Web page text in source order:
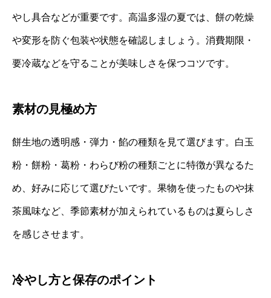
やし具合などが重要です。高温多湿の夏では、餅の乾燥
や変形を防ぐ包装や状態を確認しましょう。消費期限・
要冷蔵などを守ることが美味しさを保つコツです。
素材の見極め方
餅生地の透明感・弾力・餡の種類を見て選びます。白玉
粉・餅粉・葛粉・わらび粉の種類ごとに特徴が異なるた
め、好みに応じて選びたいです。果物を使ったものや抹
茶風味など、季節素材が加えられているものは夏らしさ
を感じさせます。
冷やし方と保存のポイント